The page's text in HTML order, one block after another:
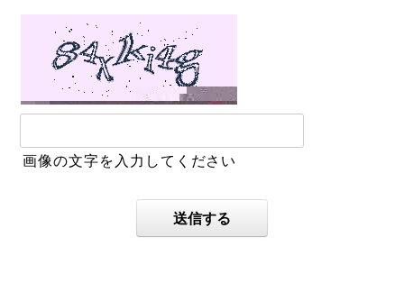
画像の文字を入力してください
送信する